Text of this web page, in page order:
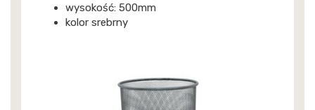
wysokość: 500mm
kolor srebrny